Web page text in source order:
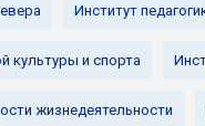
Институт
культуры и спорта
жизнедеятельности